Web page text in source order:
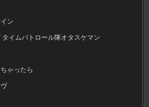
ン
イムパトロール隊オタスケマン
ゃったら